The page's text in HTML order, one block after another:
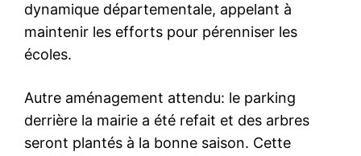
dynamique départementale, appelant à
maintenir les efforts pour pérenniser les
écoles.
Autre aménagement attendu: le parking
derrière la mairie a été refait et des arbres
seront plantés à la bonne saison. Cette